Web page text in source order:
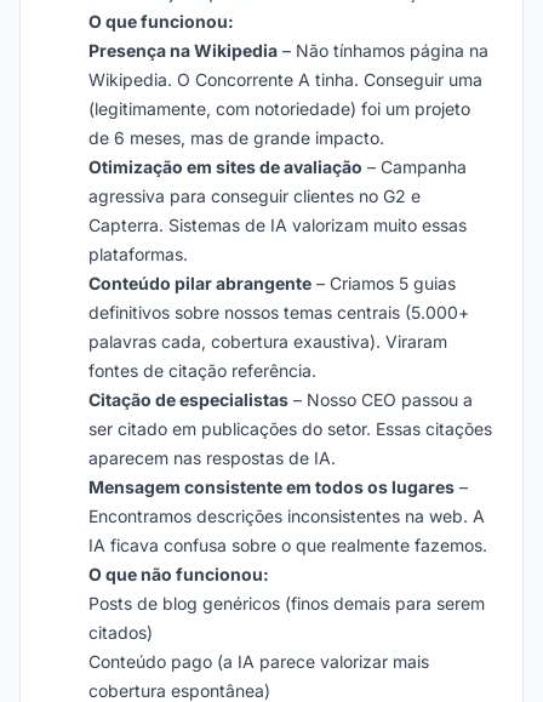
O que funcionou:
Presença na Wikipedia – Não tínhamos página na
Wikipedia. O Concorrente A tinha. Conseguir uma
(legitimamente, com notoriedade) foi um projeto
de 6 meses, mas de grande impacto.
Otimização em sites de avaliação – Campanha
agressiva para conseguir clientes no G2 e
Capterra. Sistemas de IA valorizam muito essas
plataformas.
Conteúdo pilar abrangente – Criamos 5 guias
definitivos sobre nossos temas centrais (5.000+
palavras cada, cobertura exaustiva). Viraram
fontes de citação referência.
Citação de especialistas – Nosso CEO passou a
ser citado em publicações do setor. Essas citações
aparecem nas respostas de IA.
Mensagem consistente em todos os lugares –
Encontramos descrições inconsistentes na web. A
IA ficava confusa sobre o que realmente fazemos.
O que não funcionou:
Posts de blog genéricos (finos demais para serem
citados)
Conteúdo pago (a IA parece valorizar mais
cobertura espontânea)